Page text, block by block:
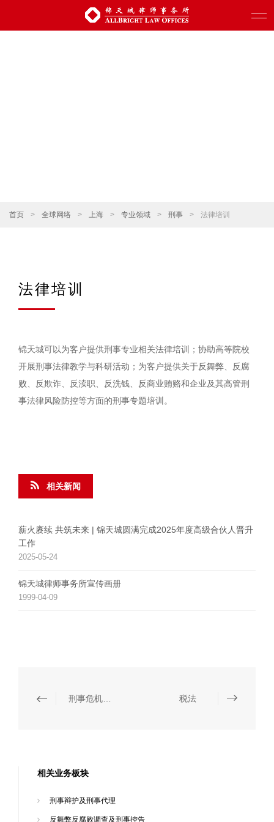
首页 > 全球网络 > 上海 > 专业领域 > 刑事 > 法律培训
法律培训
锦天城可以为客户提供刑事专业相关法律培训；协助高等院校
开展刑事法律教学与科研活动；为客户提供关于反舞弊、反腐
败、反欺诈、反渎职、反洗钱、反商业贿赂和企业及其高管刑
事法律风险防控等方面的刑事专题培训。
相关新闻
薪火赓续 共筑未来 | 锦天城圆满完成2025年度高级合伙人晋升
工作
2025-05-24
锦天城律师事务所宣传画册
1999-04-09
税法
相关业务板块
刑事辩护及刑事代理
反舞弊反腐败调查及刑事控告